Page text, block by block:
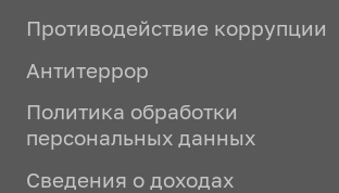
Противодействие коррупции
Антитеррор
Политика обработки
персональных данных
Сведения о доходах